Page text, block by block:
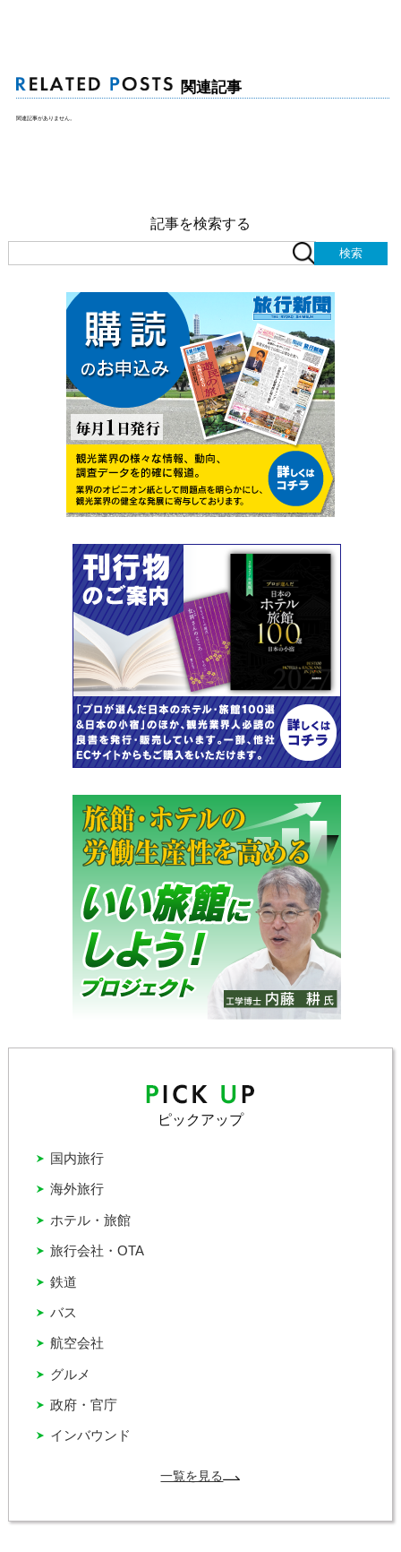
関連記事
関連記事がありません。
記事を検索する
ピックアップ
インバウンド
グルメ
バス
ホテル・旅館
国内旅行
政府・官庁
旅行会社・OTA
海外旅行
航空会社
鉄道
一覧を見る